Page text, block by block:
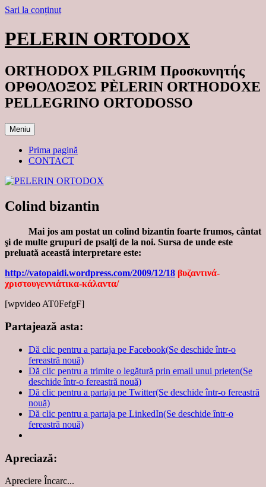
Sari la conținut
PELERIN ORTODOX
ORTHODOX PILGRIM Προσκυνητής
ΟΡΘΟΔΟΞΟΣ PÈLERIN ORTHODOXE
PELLEGRINO ORTODOSSO
Meniu
Prima pagină
CONTACT
Colind bizantin
Mai jos am postat un colind bizantin foarte frumos, cântat
şi de multe grupuri de psalţi de la noi. Sursa de unde este
preluată această interpretare este:
http://vatopaidi.wordpress.com/2009/12/18 βυζαντινά-
χριστουγεννιάτικα-κάλαντα/
[wpvideo AT0FefgF]
Partajează asta:
Dă clic pentru a partaja pe Facebook(Se deschide într-o
fereastră nouă)
Dă clic pentru a trimite o legătură prin email unui prieten(Se
deschide într-o fereastră nouă)
Dă clic pentru a partaja pe Twitter(Se deschide într-o fereastră
nouă)
Dă clic pentru a partaja pe LinkedIn(Se deschide într-o
fereastră nouă)
Apreciază:
Apreciere Încarc...